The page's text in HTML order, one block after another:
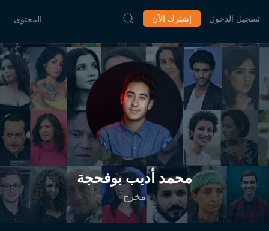
المحتوى إشترك الآن تسجيل الدخول
محمد أديب بوفحجة
مخرج